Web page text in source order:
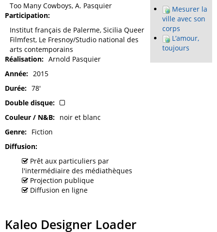
Too Many Cowboys, A. Pasquier
Participation
Institut français de Palerme, Sicilia Queer
Filmfest, Le Fresnoy/Studio national des
arts contemporains
Réalisation
Arnold Pasquier
Année
2015
Durée
78'
Double disque
Couleur / N&B
noir et blanc
Genre
Fiction
Diffusion
Prêt aux particuliers par
l'intermédiaire des médiathèques
Projection publique
Diffusion en ligne
Mesurer la
ville avec son
corps
L’amour,
toujours
Kaleo Designer Loader